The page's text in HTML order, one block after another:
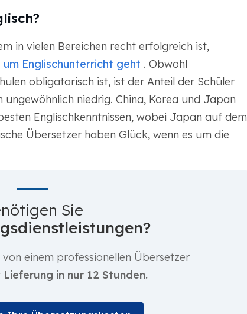
in vielen Bereichen recht erfolgreich ist,
um Englischunterricht geht . Obwohl
obligatorisch ist, ist der Anteil der Schüler
niedrig. China, Korea und Japan
Englischkenntnissen, wobei Japan auf dem
Übersetzer haben Glück, wenn es um die
Sie
einem professionellen Übersetzer
Lieferung in nur 12 Stunden.